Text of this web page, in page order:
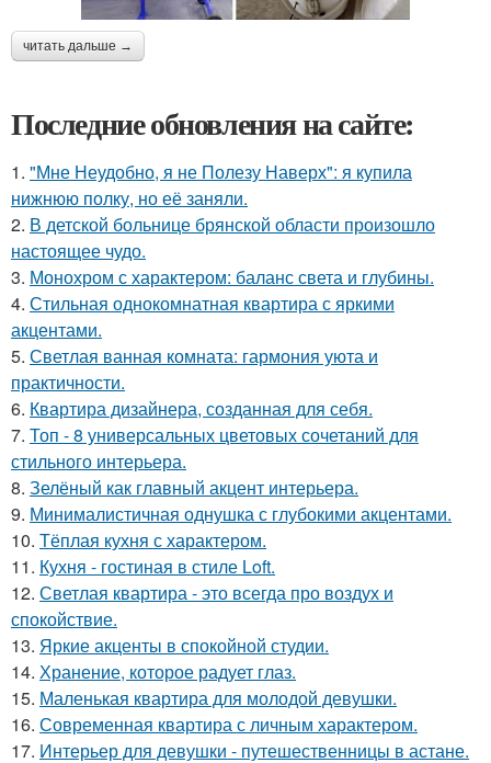
читать дальше →
Последние обновления на сайте:
1. "Мне Неудобно, я не Полезу Наверх": я купила
нижнюю полку, но её заняли.
2. В детской больнице брянской области произошло
настоящее чудо.
3. Монохром с характером: баланс света и глубины.
4. Стильная однокомнатная квартира с яркими
акцентами.
5. Светлая ванная комната: гармония уюта и
практичности.
6. Квартира дизайнера, созданная для себя.
7. Топ - 8 универсальных цветовых сочетаний для
стильного интерьера.
8. Зелёный как главный акцент интерьера.
9. Минималистичная однушка с глубокими акцентами.
10. Тёплая кухня с характером.
11. Кухня - гостиная в стиле Loft.
12. Светлая квартира - это всегда про воздух и
спокойствие.
13. Яркие акценты в спокойной студии.
14. Хранение, которое радует глаз.
15. Маленькая квартира для молодой девушки.
16. Современная квартира с личным характером.
17. Интерьер для девушки - путешественницы в астане.